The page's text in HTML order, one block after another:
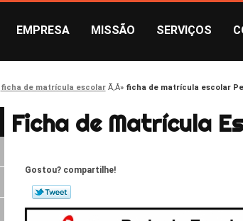
EMPRESA MISSÃO SERVIÇOS
ficha de matrícula escolar ficha de matrícula escolar
Ficha de Matrícula
Gostou? compartilhe!